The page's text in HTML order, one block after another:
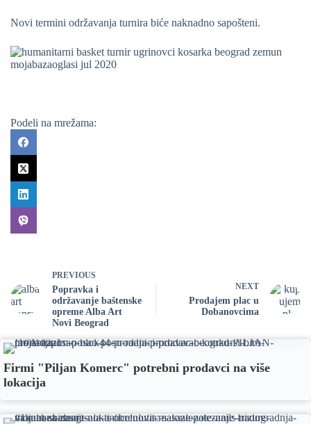
Novi termini održavanja turnira biće naknadno sapošteni.
Podeli na mrežama:
PREVIOUS
Popravka i
održavanje baštenske
opreme Alba Art
Novi Beograd
NEXT
Prodajem plac u
Dobanovcima
Firmi "Piljan Komerc" potrebni prodavci na više
lokacija